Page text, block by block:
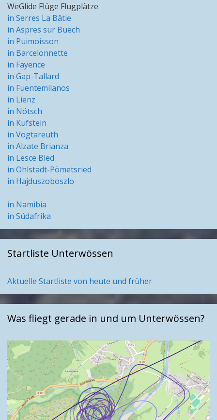
WeGlide Flüge Flugplätze
in Serres La Bâtie
in Aspres sur Buech
in Puimoisson
in Barcelonnette
in Fayence
in Gap-Tallard
in Fuentemilanos
in Lienz
in Nötsch
in Kufstein
in Vogtareuth
in Alzate Brianza
in Lesce Bled
in Ohlstadt-Pömetsried
in Hajduszoboszlo
in Namibia
in Südafrika
Startliste Unterwössen
Aktuelle Startliste von heute und früher
Was fliegt gerade in und um Unterwössen?